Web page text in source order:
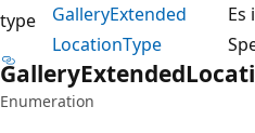
type GalleryExtended
LocationType
Es
GalleryExtended
Enumeration